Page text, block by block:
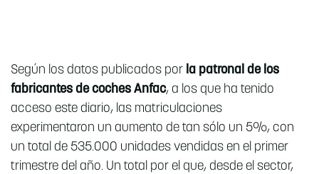
Según los datos publicados por la patronal de los
fabricantes de coches Anfac, a los que ha tenido
acceso este diario, las matriculaciones
experimentaron un aumento de tan sólo un 5%, con
un total de 535.000 unidades vendidas en el primer
trimestre del año. Un total por el que, desde el sector,